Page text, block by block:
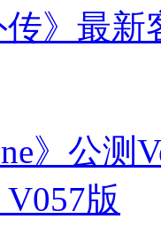
传》最新
》公测
V057版